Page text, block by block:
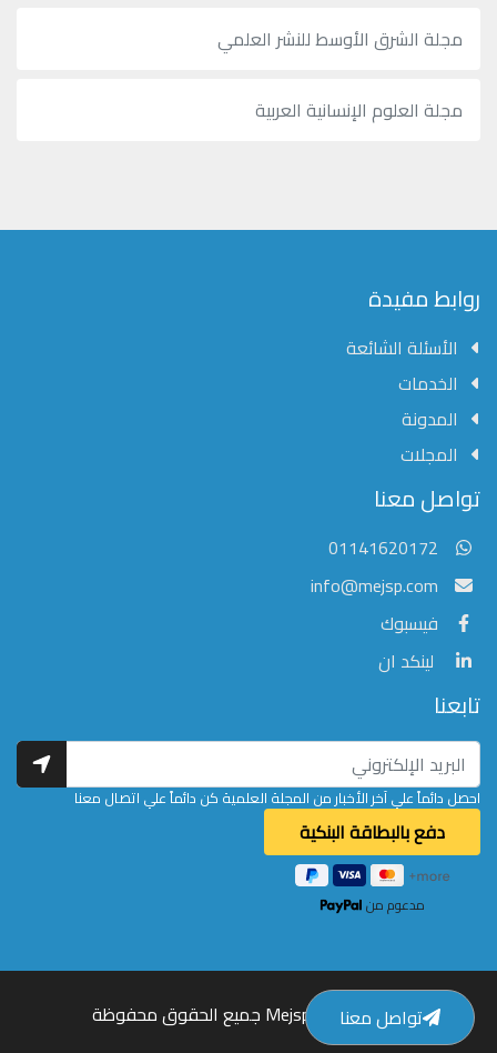
تواصل معنا
مؤسسة الشرق الأوسط للنشر العلمي
عادةً ما يتم الرد في غضون خمس دقائق
مجلة الشرق الأوسط للنشر العلمي
مجلة العلوم الإنسانية العربية
روابط مفيدة
الأسئلة الشائعة
الخدمات
المدونة
المجلات
تواصل معنا
01141620172
info@mejsp.com
فيسبوك
لينكد ان
تابعنا
احصل دائماً علي آخر الأخبار من المجلة العلمية كن دائماً علي اتصال معنا
مدعوم من
© 2026 Mejsp.com جميع الحقوق محفوظة